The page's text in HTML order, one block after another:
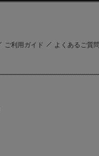
ご利用ガイド よくあるご質問